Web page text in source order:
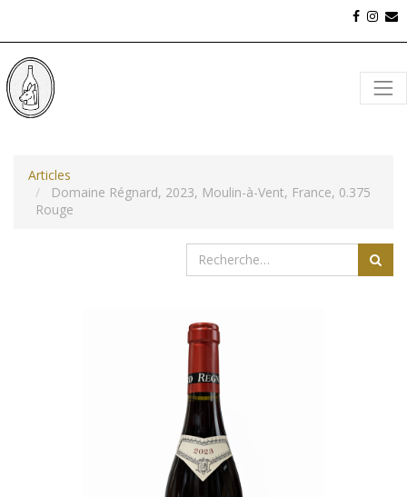
Articles
Domaine Régnard, 2023, Moulin-à-Vent, France, 0.375
Rouge